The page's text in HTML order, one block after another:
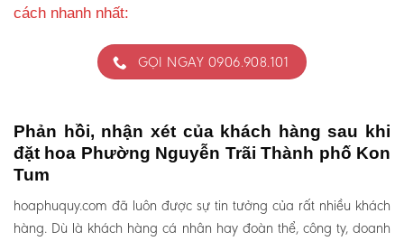
cách nhanh nhất:
GỌI NGAY 0906.908.101
Phản hồi, nhận xét của khách hàng sau khi
đặt hoa Phường Nguyễn Trãi Thành phố Kon
Tum
hoaphuquy.com đã luôn được sự tin tưởng của rất nhiều khách
hàng. Dù là khách hàng cá nhân hay đoàn thể, công ty, doanh